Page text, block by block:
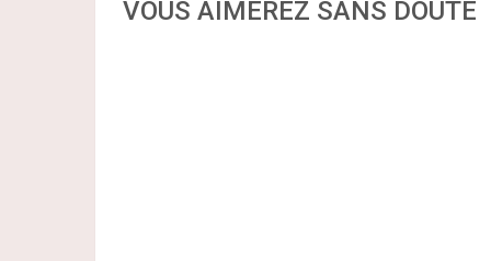
VOUS AIMEREZ SANS DOUTE